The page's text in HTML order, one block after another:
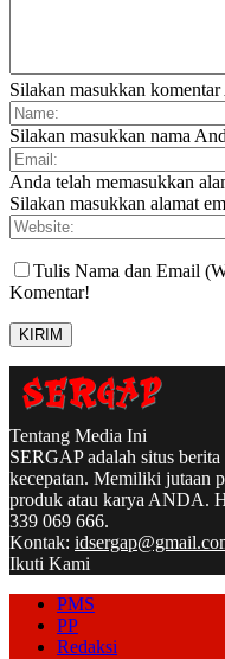
Silakan masukkan
Silakan masukkan nama
Anda telah memasukkan
Silakan masukkan alamat
Tulis Nama dan Email
Komentar!
Tentang Media Ini
SERGAP adalah situs
kecepatan. Memiliki jutaan
produk atau karya ANDA.
339 069 666.
Kontak:
Ikuti Kami
PMS
PP
Redaksi